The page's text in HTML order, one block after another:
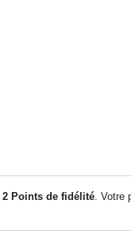
2Points de fidélité. Votre